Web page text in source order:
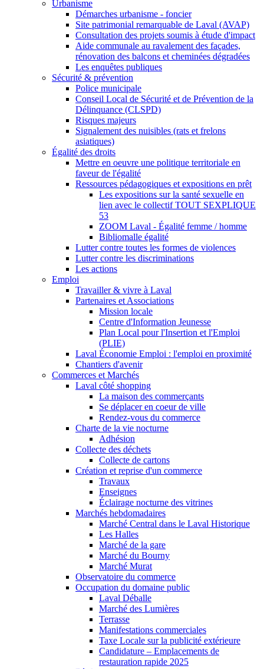
Urbanisme
Démarches urbanisme - foncier
Site patrimonial remarquable de Laval (AVAP)
Consultation des projets soumis à étude d'impact
Aide communale au ravalement des façades,
rénovation des balcons et cheminées dégradées
Les enquêtes publiques
Sécurité & prévention
Police municipale
Conseil Local de Sécurité et de Prévention de la
Délinquance (CLSPD)
Risques majeurs
Signalement des nuisibles (rats et frelons
asiatiques)
Égalité des droits
Mettre en oeuvre une politique territoriale en
faveur de l'égalité
Ressources pédagogiques et expositions en prêt
Les expositions sur la santé sexuelle en
lien avec le collectif TOUT SEXPLIQUE
53
ZOOM Laval - Égalité femme / homme
Bibliomalle égalité
Lutter contre toutes les formes de violences
Lutter contre les discriminations
Les actions
Emploi
Travailler & vivre à Laval
Partenaires et Associations
Mission locale
Centre d'Information Jeunesse
Plan Local pour l'Insertion et l'Emploi
(PLIE)
Laval Économie Emploi : l'emploi en proximité
Chantiers d'avenir
Commerces et Marchés
Laval côté shopping
La maison des commerçants
Se déplacer en coeur de ville
Rendez-vous du commerce
Charte de la vie nocturne
Adhésion
Collecte des déchets
Collecte de cartons
Création et reprise d'un commerce
Travaux
Enseignes
Éclairage nocturne des vitrines
Marchés hebdomadaires
Marché Central dans le Laval Historique
Les Halles
Marché de la gare
Marché du Bourny
Marché Murat
Observatoire du commerce
Occupation du domaine public
Laval Déballe
Marché des Lumières
Terrasse
Manifestations commerciales
Taxe Locale sur la publicité extérieure
Candidature – Emplacements de
restauration rapide 2025